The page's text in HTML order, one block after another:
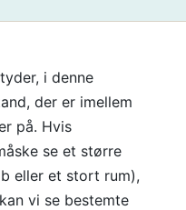
i denne
der er imellem
på. Hvis
se et større
eller et stort rum),
vi se bestemte